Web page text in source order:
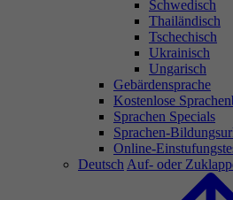
Schwedisch
Thailändisch
Tschechisch
Ukrainisch
Ungarisch
Gebärdensprache
Kostenlose
Sprachen Specials
Sprachen-
Online-
Deutsch Auf- oder